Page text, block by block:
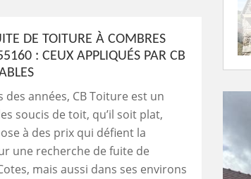
DE TOITURE À COMBRES
: CEUX APPLIQUÉS PAR CB
années, CB Toiture est un
soucis de toit, qu’il soit plat,
à des prix qui défient la
une recherche de fuite de
mais aussi dans ses environs